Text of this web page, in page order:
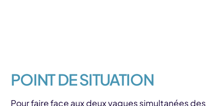
POINT DE SITUATION
Pour faire face aux deux vagues simultanées des